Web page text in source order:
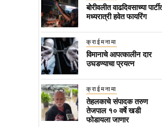
बोरीवलीत वाढदिवसाच्या
मध्यरात्री हवेत फायरिंग
क्राईमनामा
विमानाचे आपत्कालीन दार
उघडण्याचा प्रयत्न
क्राईमनामा
तेहलकाचे संपादक तरुण
तेजपाल १० वर्षे खडी
फोडायला जाणार